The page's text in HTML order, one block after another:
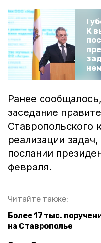
К
Ранее
заседание
Ставропольского
реализации
послании
февраля.
Читайте также:
Более 17 тыс.
на Ставрополье